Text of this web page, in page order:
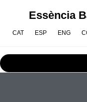
Essència
CAT ESP ENG